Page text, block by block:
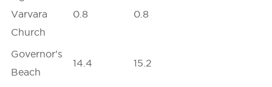
Varvara
Church
0.8 0.8
Governor’s
Beach
14.4 15.2